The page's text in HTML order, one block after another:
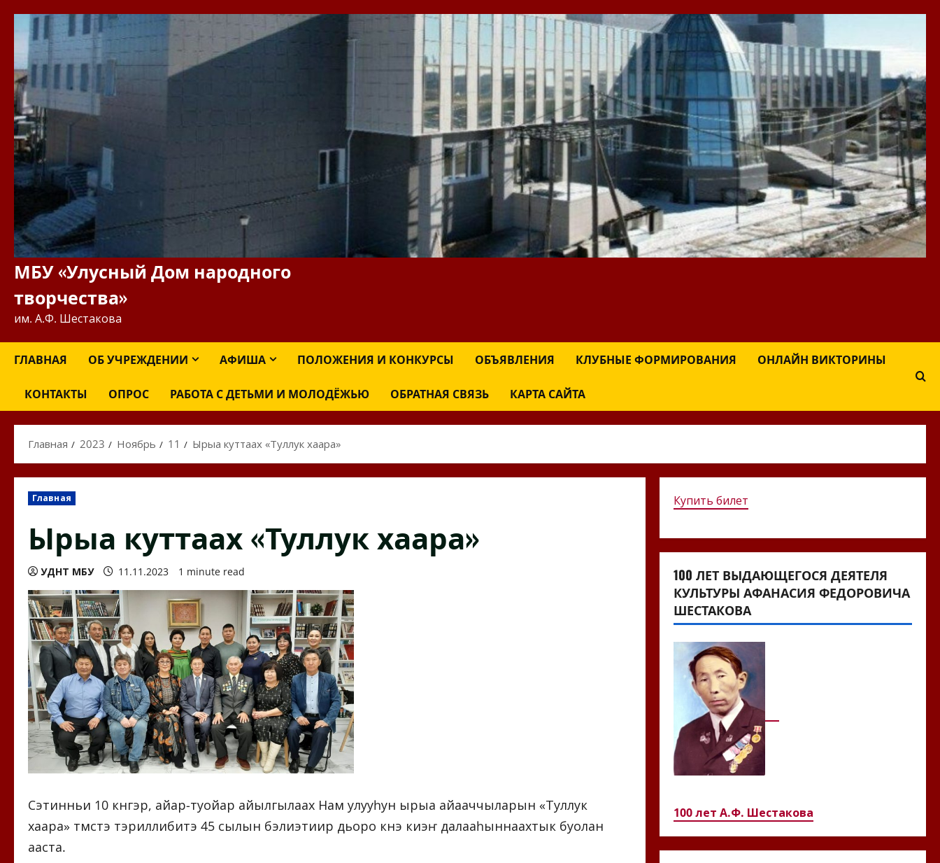
содержимому
МБУ «Улусный Дом народного
творчества»
им. А.Ф. Шестакова
ГЛАВНАЯ ОБ УЧРЕЖДЕНИИ АФИША ПОЛОЖЕНИЯ И КОНКУРСЫ ОБЪЯВЛЕНИЯ КЛУБНЫЕ ФОРМИРОВАНИЯ ОНЛАЙН ВИКТОРИНЫ
КОНТАКТЫ ОПРОС РАБОТА С ДЕТЬМИ И МОЛОДЁЖЬЮ ОБРАТНАЯ СВЯЗЬ КАРТА САЙТА
Главная 2023 Ноябрь 11 Ырыа куттаах «Туллук хаара»
Главная
Ырыа куттаах «Туллук хаара»
УДНТ МБУ 11.11.2023 1 minute read
Сэтинньи 10 күнүгэр, айар-туойар айылгылаах Нам улууһун ырыа айааччыларын «Туллук
хаара» түмсүүтэ тэриллибитэ 45 сылын бэлиэтиир дьоро күнэ киэҥ далааһыннаахтык буолан
ааста.
Купить билет
100 ЛЕТ ВЫДАЮЩЕГОСЯ ДЕЯТЕЛЯ
КУЛЬТУРЫ АФАНАСИЯ ФЕДОРОВИЧА
ШЕСТАКОВА
100 лет А.Ф. Шестакова